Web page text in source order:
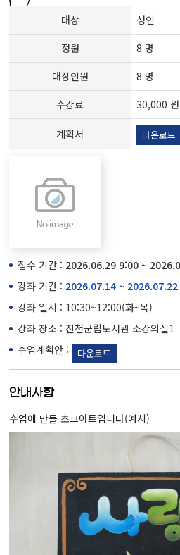
대상 성인
정원
8 명
대상인원
8 명
수강료
30,000 원
계획서 다운로드
접수 기간 : 2026.06.29 9:00 ~
강좌 기간 : 2026.07.14 ~ 2026.07.22
강좌 일시 : 10:30~12:00(화~목)
강좌 장소 : 진천군립도서관 소강의실1
수업계획안 :
다운로드
안내사항
수업에 만들 초크아트입니다(예시)